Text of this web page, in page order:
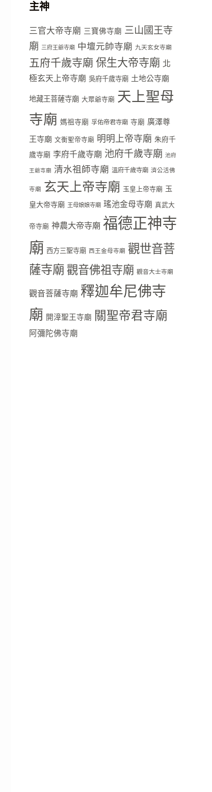
主神
三官大帝寺廟 三寶佛寺廟 三山國王寺
廟 三府王爺寺廟 中壇元帥寺廟 九天玄女寺廟
五府千歲寺廟 保生大帝寺廟 北
極玄天上帝寺廟 吳府千歲寺廟 土地公寺廟
地藏王菩薩寺廟 大眾爺寺廟 天上聖母
寺廟 媽祖寺廟 孚佑帝君寺廟 寺廟 廣澤尊
王寺廟 文衡聖帝寺廟 明明上帝寺廟 朱府千
歲寺廟 李府千歲寺廟 池府千歲寺廟 池府
王爺寺廟 清水祖師寺廟 溫府千歲寺廟 濟公活佛
寺廟 玄天上帝寺廟 玉皇上帝寺廟 玉
皇大帝寺廟 王母娘娘寺廟 瑤池金母寺廟 真武大
帝寺廟 神農大帝寺廟 福德正神寺
廟 西方三聖寺廟 西王金母寺廟 觀世音菩
薩寺廟觀音佛祖寺廟 觀音大士寺廟
觀音菩薩寺廟 釋迦牟尼佛寺
廟 開漳聖王寺廟 關聖帝君寺廟
阿彌陀佛寺廟